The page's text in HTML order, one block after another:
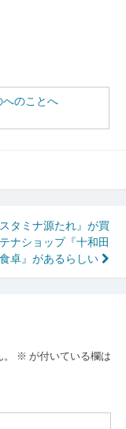
タミナ源たれ』が買
ナショップ『十和田
卓』があるらしい
※ が付いている欄は